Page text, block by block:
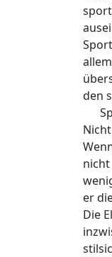
den
er
Die